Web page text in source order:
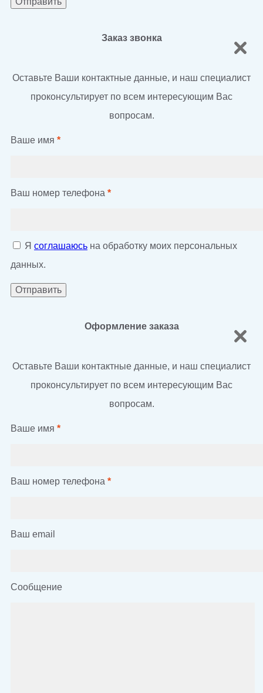
Заказ звонка
Оставьте Ваши контактные данные, и наш специалист
проконсультирует по всем интересующим Вас
вопросам.
Ваше имя *
Ваш номер телефона *
Я соглашаюсь на обработку моих персональных
данных.
Оформление заказа
Оставьте Ваши контактные данные, и наш специалист
проконсультирует по всем интересующим Вас
вопросам.
Ваше имя *
Ваш номер телефона *
Ваш email
Сообщение